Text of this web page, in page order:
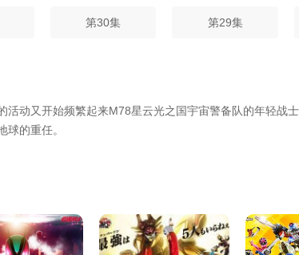
第30集 第29集
第18集 第17集
活动又开始频繁起来M78星云光之国宇宙警备队的年轻战
的重任。